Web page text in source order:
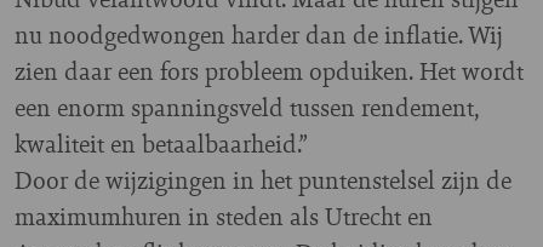
nu noodgedwongen harder dan de inflatie. Wij
zien daar een fors probleem opduiken. Het wordt
een enorm spanningsveld tussen rendement,
kwaliteit en betaalbaarheid.”
Door de wijzigingen in het puntenstelsel zijn de
maximumhuren in steden als Utrecht en